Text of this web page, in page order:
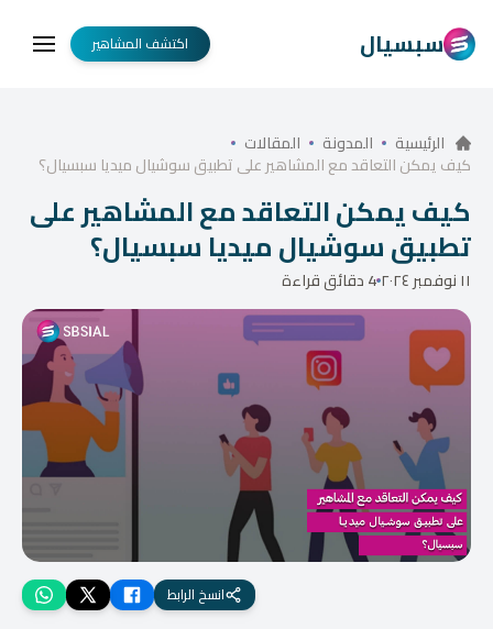
سبسيال اكتشف المشاهير
الرئيسية المدونة المقالات
كيف يمكن التعاقد مع المشاهير على تطبيق سوشيال ميديا سبسيال؟
كيف يمكن التعاقد مع المشاهير على
تطبيق سوشيال ميديا سبسيال؟
١١ نوفمبر ٢٠٢٤ 4 دقائق قراءة
انسخ الرابط